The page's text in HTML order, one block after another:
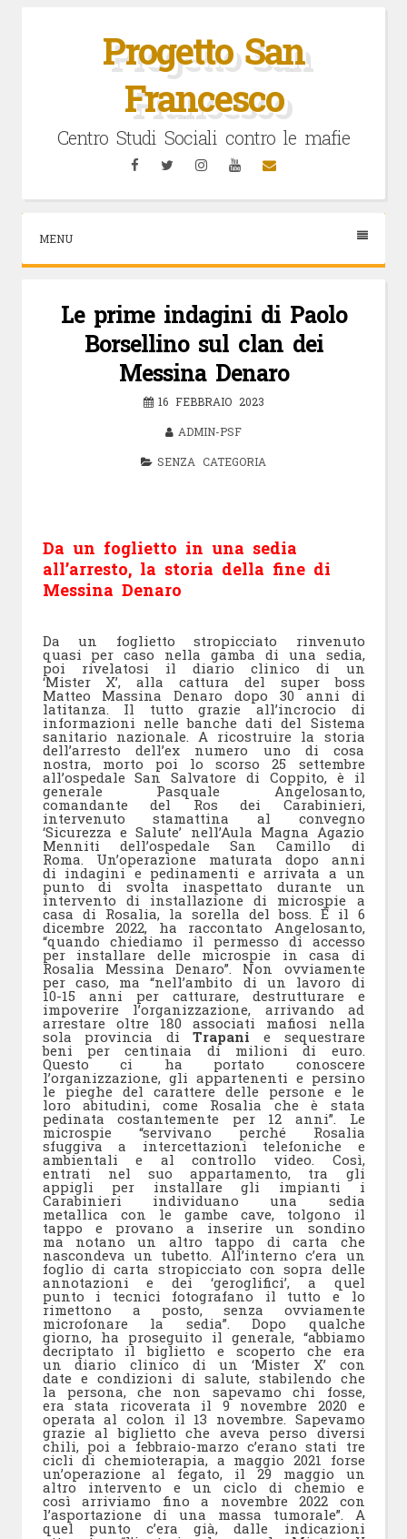
Progetto San
Francesco
Centro Studi Sociali contro le mafie
FacebookTwitterInstagramYouTubeEmail
MENU
Le prime indagini di Paolo
Borsellino sul clan dei
Messina Denaro
16 FEBBRAIO 2023
ADMIN-PSF
SENZA CATEGORIA
Da un foglietto in una sedia
all’arresto, la storia della fine di
Messina Denaro
Da un foglietto stropicciato rinvenuto
quasi per caso nella gamba di una sedia,
poi rivelatosi il diario clinico di un
‘Mister X’, alla cattura del super boss
Matteo Massina Denaro dopo 30 anni di
latitanza. Il tutto grazie all’incrocio di
informazioni nelle banche dati del Sistema
sanitario nazionale. A ricostruire la storia
dell’arresto dell’ex numero uno di cosa
nostra, morto poi lo scorso 25 settembre
all’ospedale San Salvatore di Coppito, è il
generale Pasquale Angelosanto,
comandante del Ros dei Carabinieri,
intervenuto stamattina al convegno
‘Sicurezza e Salute’ nell’Aula Magna Agazio
Menniti dell’ospedale San Camillo di
Roma. Un’operazione maturata dopo anni
di indagini e pedinamenti e arrivata a un
punto di svolta inaspettato durante un
intervento di installazione di microspie a
casa di Rosalia, la sorella del boss. È il 6
dicembre 2022, ha raccontato Angelosanto,
“quando chiediamo il permesso di accesso
per installare delle microspie in casa di
Rosalia Messina Denaro”. Non ovviamente
per caso, ma “nell’ambito di un lavoro di
10-15 anni per catturare, destrutturare e
impoverire l’organizzazione, arrivando ad
arrestare oltre 180 associati mafiosi nella
sola provincia diTrapani e sequestrare
beni per centinaia di milioni di euro.
Questo ci ha portato conoscere
l’organizzazione, gli appartenenti e persino
le pieghe del carattere delle persone e le
loro abitudini, come Rosalia che è stata
pedinata costantemente per 12 anni”. Le
microspie “servivano perché Rosalia
sfuggiva a intercettazioni telefoniche e
ambientali e al controllo video. Così,
entrati nel suo appartamento, tra gli
appigli per installare gli impianti i
Carabinieri individuano una sedia
metallica con le gambe cave, tolgono il
tappo e provano a inserire un sondino
ma notano un altro tappo di carta che
nascondeva un tubetto. All’interno c’era un
foglio di carta stropicciato con sopra delle
annotazioni e dei ‘geroglifici’, a quel
punto i tecnici fotografano il tutto e lo
rimettono a posto, senza ovviamente
microfonare la sedia”. Dopo qualche
giorno, ha proseguito il generale, “abbiamo
decriptato il biglietto e scoperto che era
un diario clinico di un ‘Mister X’ con
date e condizioni di salute, stabilendo che
la persona, che non sapevamo chi fosse,
era stata ricoverata il 9 novembre 2020 e
operata al colon il 13 novembre. Sapevamo
grazie al biglietto che aveva perso diversi
chili, poi a febbraio-marzo c’erano stati tre
cicli di chemioterapia, a maggio 2021 forse
un’operazione al fegato, il 29 maggio un
altro intervento e un ciclo di chemio e
così arriviamo fino a novembre 2022 con
l’asportazione di una massa tumorale”. A
quel punto c’era già, dalle indicazioni